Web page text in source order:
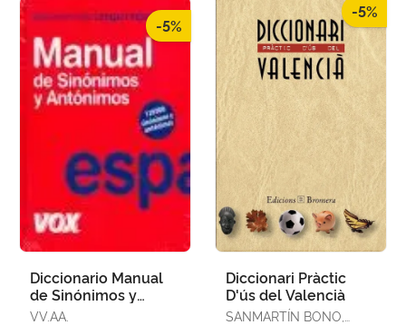
-5%
Diccionario Manual
de Sinónimos y
Antónimos de la
VV.AA.
-5%
Diccionari Pràctic
D'ús del Valencià
SANMARTÍN BONO,